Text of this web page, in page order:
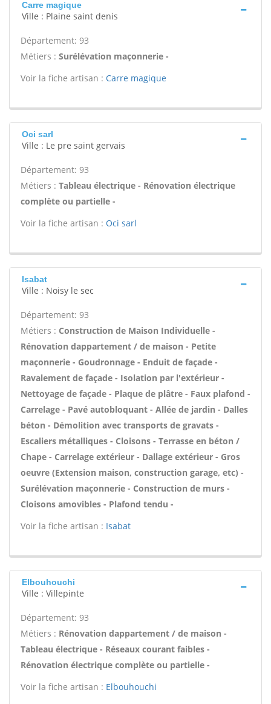
Carre magique
Ville : Plaine saint denis
Département: 93
Métiers : Surélévation maçonnerie -
Voir la fiche artisan : Carre magique
Oci sarl
Ville : Le pre saint gervais
Département: 93
Métiers : Tableau électrique - Rénovation électrique
complète ou partielle -
Voir la fiche artisan : Oci sarl
Isabat
Ville : Noisy le sec
Département: 93
Métiers : Construction de Maison Individuelle -
Rénovation dappartement / de maison - Petite
maçonnerie - Goudronnage - Enduit de façade -
Ravalement de façade - Isolation par l'extérieur -
Nettoyage de façade - Plaque de plâtre - Faux plafond -
Carrelage - Pavé autobloquant - Allée de jardin - Dalles
béton - Démolition avec transports de gravats -
Escaliers métalliques - Cloisons - Terrasse en béton /
Chape - Carrelage extérieur - Dallage extérieur - Gros
oeuvre (Extension maison, construction garage, etc) -
Surélévation maçonnerie - Construction de murs -
Cloisons amovibles - Plafond tendu -
Voir la fiche artisan : Isabat
Elbouhouchi
Ville : Villepinte
Département: 93
Métiers : Rénovation dappartement / de maison -
Tableau électrique - Réseaux courant faibles -
Rénovation électrique complète ou partielle -
Voir la fiche artisan : Elbouhouchi